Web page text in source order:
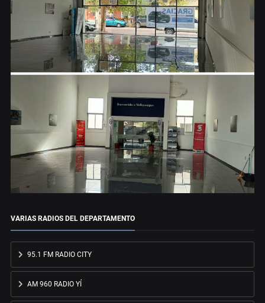
VARIAS RADIOS DEL DEPARTAMENTO
95.1 FM RADIO CITY
AM 960 RADIO YÍ